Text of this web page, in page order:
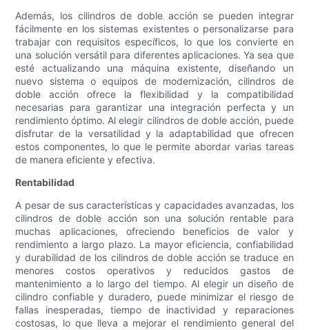
Además, los cilindros de doble acción se pueden integrar
fácilmente en los sistemas existentes o personalizarse para
trabajar con requisitos específicos, lo que los convierte en
una solución versátil para diferentes aplicaciones. Ya sea que
esté actualizando una máquina existente, diseñando un
nuevo sistema o equipos de modernización, cilindros de
doble acción ofrece la flexibilidad y la compatibilidad
necesarias para garantizar una integración perfecta y un
rendimiento óptimo. Al elegir cilindros de doble acción, puede
disfrutar de la versatilidad y la adaptabilidad que ofrecen
estos componentes, lo que le permite abordar varias tareas
de manera eficiente y efectiva.
Rentabilidad
A pesar de sus características y capacidades avanzadas, los
cilindros de doble acción son una solución rentable para
muchas aplicaciones, ofreciendo beneficios de valor y
rendimiento a largo plazo. La mayor eficiencia, confiabilidad
y durabilidad de los cilindros de doble acción se traduce en
menores costos operativos y reducidos gastos de
mantenimiento a lo largo del tiempo. Al elegir un diseño de
cilindro confiable y duradero, puede minimizar el riesgo de
fallas inesperadas, tiempo de inactividad y reparaciones
costosas, lo que lleva a mejorar el rendimiento general del